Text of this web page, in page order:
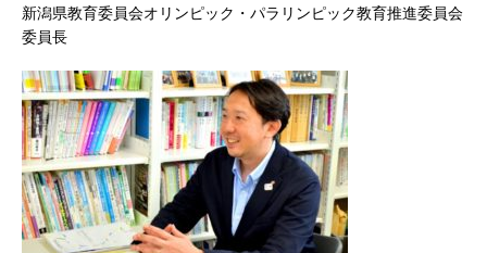
新潟県教育委員会オリンピック・パラリンピック教育推進委員会
委員長